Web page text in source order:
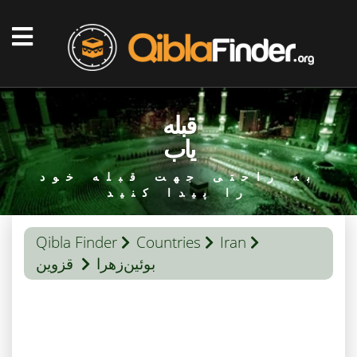
قبله
یاب
به راحتی جهت قبله خود
را پیدا کنید
Qibla Finder Countries
Iran
بوئین‌زهرا